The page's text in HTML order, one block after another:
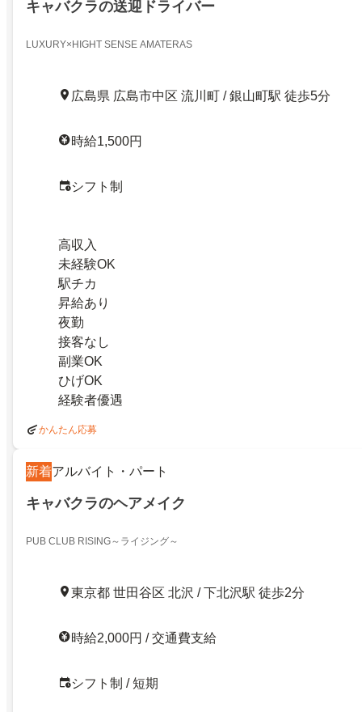
キャバクラの送迎ドライバー
LUXURY×HIGHT SENSE AMATERAS
広島県 広島市中区 流川町 / 銀山町駅 徒歩5分
時給1,500円
シフト制
高収入
未経験OK
駅チカ
昇給あり
夜勤
接客なし
副業OK
ひげOK
経験者優遇
かんたん応募
新着アルバイト・パート
キャバクラのヘアメイク
PUB CLUB RISING～ライジング～
東京都 世田谷区 北沢 / 下北沢駅 徒歩2分
時給2,000円 / 交通費支給
シフト制 / 短期